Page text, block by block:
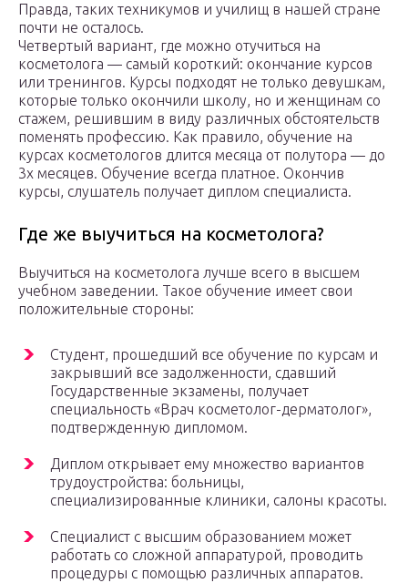
Правда, таких техникумов и училищ в нашей стране
почти не осталось.
Четвертый вариант, где можно отучиться на
косметолога — самый короткий: окончание курсов
или тренингов. Курсы подходят не только девушкам,
которые только окончили школу, но и женщинам со
стажем, решившим в виду различных обстоятельств
поменять профессию. Как правило, обучение на
курсах косметологов длится месяца от полутора — до
3х месяцев. Обучение всегда платное. Окончив
курсы, слушатель получает диплом специалиста.
Где же выучиться на косметолога?
Выучиться на косметолога лучше всего в высшем
учебном заведении. Такое обучение имеет свои
положительные стороны:
Студент, прошедший все обучение по курсам и
закрывший все задолженности, сдавший
Государственные экзамены, получает
специальность «Врач косметолог-дерматолог»,
подтвержденную дипломом.
Диплом открывает ему множество вариантов
трудоустройства: больницы,
специализированные клиники, салоны красоты.
Специалист с высшим образованием может
работать со сложной аппаратурой, проводить
процедуры с помощью различных аппаратов.